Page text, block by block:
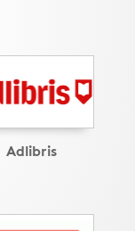
Adlibris